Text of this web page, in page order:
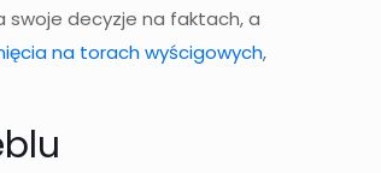
swoje decyzje na faktach, a
na torach wyścigowych,